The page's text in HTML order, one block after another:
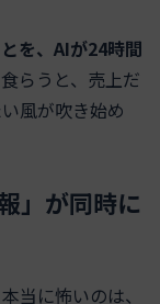
を、AIが24時間
らうと、売上だ
風が吹き始め
」が同時に
当に怖いのは、